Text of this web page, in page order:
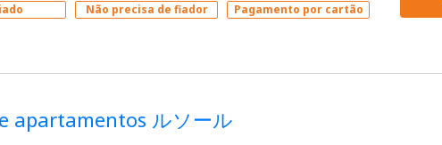
Não precisa de fiador Pagamento por cartão
apartamentos ルソール